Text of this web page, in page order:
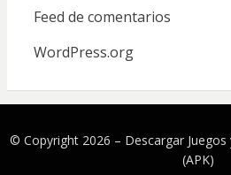
Feed de comentarios
WordPress.org
© Copyright 2026 – Descargar
(APK)